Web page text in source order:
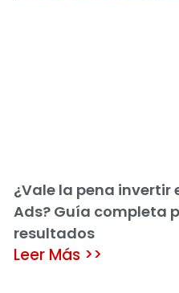
¿Vale la pena invertir
Ads? Guía completa
resultados
Leer Más >>